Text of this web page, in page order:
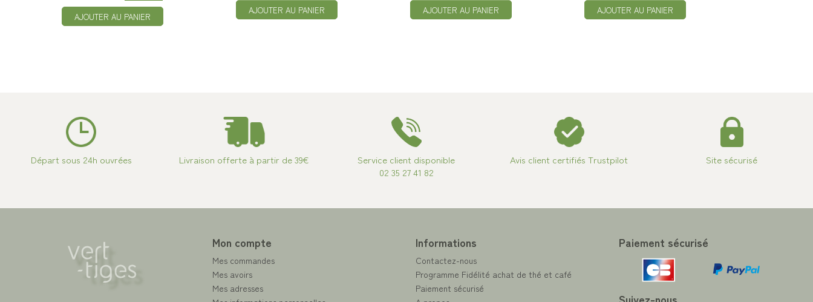
AJOUTER AU PANIER
AJOUTER AU PANIER AJOUTER AU PANIER AJOUTER AU PANIER
Départ sous 24h ouvrées Livraison offerte à partir de 39€
Service client disponible
02 35 27 41 82
Avis client certifiés Trustpilot Site sécurisé
Mon compte
Mes commandes
Mes avoirs
Mes adresses
Informations
Contactez-nous
Programme Fidélité achat de thé et café
Paiement sécurisé
Paiement sécurisé
Suivez-nous